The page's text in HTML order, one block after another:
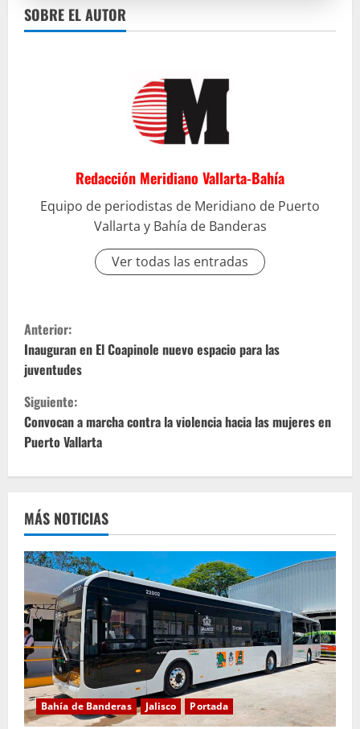
SOBRE EL AUTOR
Redacción Meridiano Vallarta-Bahía
Equipo de periodistas de Meridiano de Puerto
Vallarta y Bahía de Banderas
Ver todas las entradas
S
i
g
u
e
e
y
e
n
d
o
Anterior:
Inauguran en El Coapinole nuevo espacio para las
juventudes
Siguiente:
Convocan a marcha contra la violencia hacia las mujeres en
Puerto Vallarta
MÁS NOTICIAS
Bahía de Banderas Jalisco Portada